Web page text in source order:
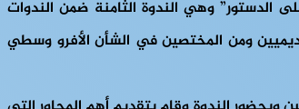
الدستور” وهي الندوة الثامنة ضمن الندوات
قرابة ساعة ونصف، شارك فيها عدد من الأكاديميين ومن المختصين في الشأن الأفرو وسطي